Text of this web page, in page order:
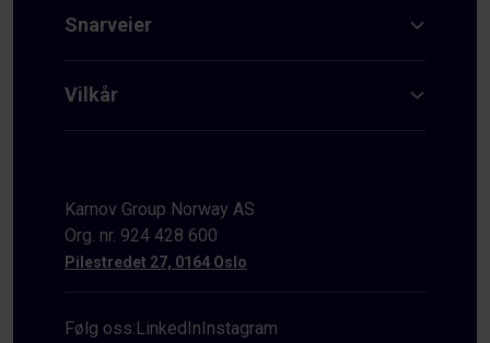
Snarveier
Vilkår
Karnov Group Norway AS
Org. nr. 924 428 600
Pilestredet 27, 0164 Oslo
Følg oss:LinkedInInstagram